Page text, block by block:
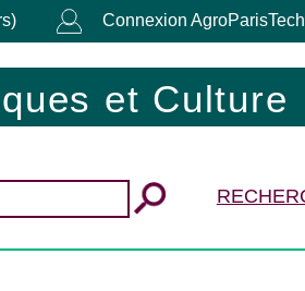
Connexion AgroParisTech
et Culture